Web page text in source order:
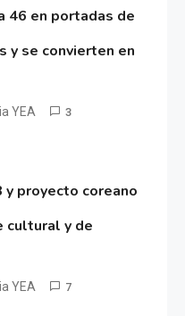
46 en portadas de
y se convierten en
YEA 3
y proyecto coreano
cultural y de
YEA 7